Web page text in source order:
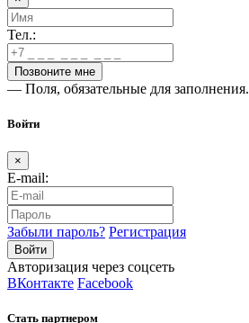
Тел.:
— Поля, обязательные для заполнения.
Войти
×
E-mail:
Забыли пароль? Регистрация
Авторизация через соцсеть
ВКонтакте Facebook
Стать партнером